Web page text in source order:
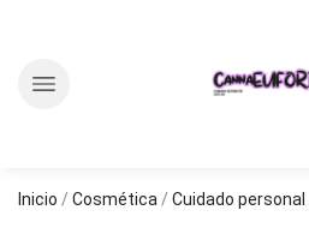
Inicio / Cosmética / Cuidado personal